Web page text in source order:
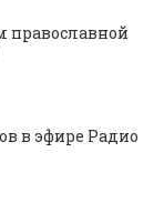
в эфире Радио